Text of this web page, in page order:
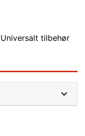
Universalt tilbehør